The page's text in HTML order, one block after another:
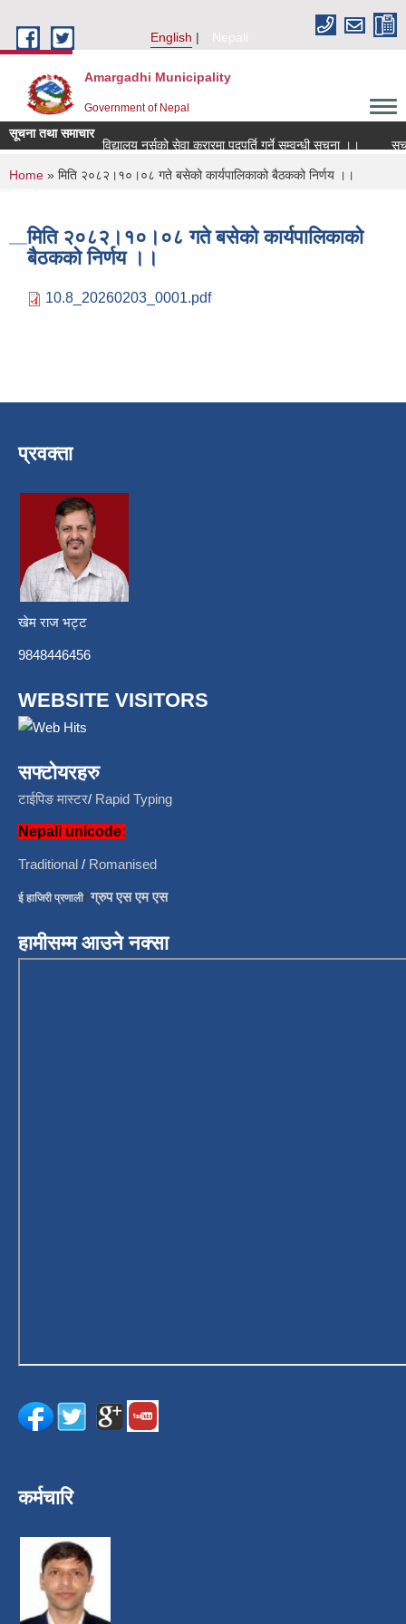
English
Nepali
Amargadhi Municipality
Government of Nepal
सूचना तथा समाचार
विद्यालय नर्सको सेवा करारमा पदपूर्ति गर्ने सम्वन्धी सूचना ।।
You are here
Home » मिति २०८२।१०।०८ गते बसेको कार्यपालिकाको बैठकको निर्णय ।।
मिति २०८२।१०।०८ गते बसेको कार्यपालिकाको
बैठकको निर्णय ।।
10.8_20260203_0001.pdf
प्रवक्ता
खेम राज भट्ट
9848446456
WEBSITE VISITORS
सफ्टोयरहरु
टाईपिङ मास्टर/ Rapid Typing
Nepali unicode:
Traditional / Romanised
ई हाजिरी प्रणाली/ग्रुप एस एम एस
हामीसम्म आउने नक्सा
कर्मचारि